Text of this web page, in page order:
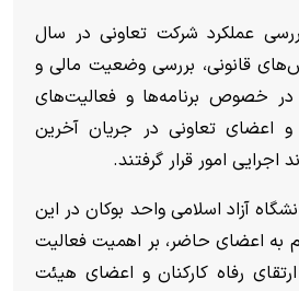
عملکرد شرکت تعاونی در سال
گزارش‌های قانونی، بررسی وضعیت مالی و
در خصوص برنامه‌ها و فعالیت‌های
اعضای تعاونی در جریان آخرین
اجرایی امور قرار گرفتند.
آزاد اسلامی واحد بوکان در این
اعضای حاضر، بر اهمیت فعالیت
رفاه کارکنان و اعضای هیئت